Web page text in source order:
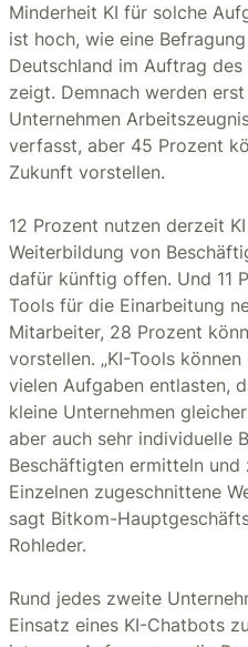
Minderheit KI für solche
ist hoch, wie eine
Deutschland im Auftrag
zeigt. Demnach werden
Unternehmen
verfasst, aber 45 Prozent
Zukunft vorstellen.
12 Prozent nutzen derzeit
Weiterbildung von
dafür künftig offen. Und 11
Tools für die Einarbeitung
Mitarbeiter, 28 Prozent
vorstellen. „KI-Tools
vielen Aufgaben entlasten,
kleine Unternehmen
aber auch sehr individuelle
Beschäftigten ermitteln und
Einzelnen zugeschnittene
sagt Bitkom-
Rohleder.
Rund jedes zweite
Einsatz eines KI-Chatbots